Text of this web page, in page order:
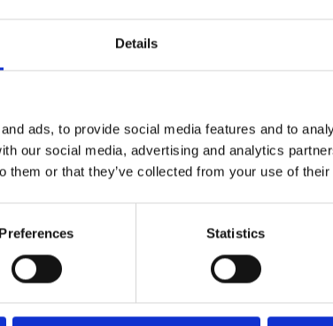
Details
ads, to provide social media features and to
our social media, advertising and analytics
them or that they’ve collected from your use of
Preferences Statistics
ASC AGS
Échafaudage roulant
m